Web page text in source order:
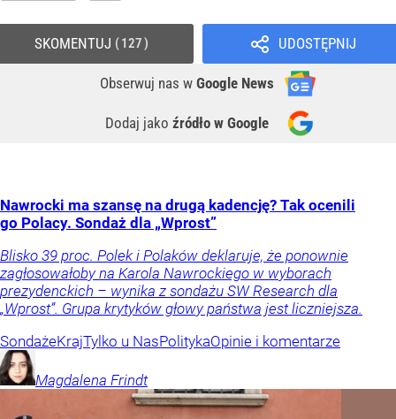
UDOSTĘPNIJ
Obserwuj nas w Google News
Dodaj jako źródło w Google
SKOMENTUJ 127
Nawrocki ma szansę na drugą kadencję? Tak ocenili
go Polacy. Sondaż dla „Wprost”
Blisko 39 proc. Polek i Polaków deklaruje, że ponownie
zagłosowałoby na Karola Nawrockiego w wyborach
prezydenckich – wynika z sondażu SW Research dla
„Wprost”. Grupa krytyków głowy państwa jest liczniejsza.
SondażeKrajTylko u NasPolitykaOpinie i komentarze
Magdalena Frindt